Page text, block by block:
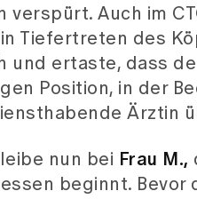
verspürt. Auch im
Tiefertreten des
und ertaste, dass
Position, in der
Ärztin
nun bei Frau M.,
beginnt. Bevor